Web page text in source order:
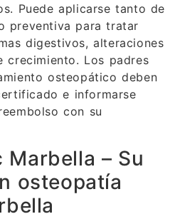
Puede aplicarse tanto de
preventiva para tratar
digestivos, alteraciones
crecimiento. Los padres
osteopático deben
e informarse
con su
Marbella – Su
osteopatía